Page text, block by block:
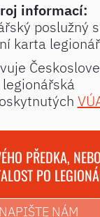
informací:
poslužný
karta
legionářská
PŘEDKA,
PO
NAPIŠTE NÁM